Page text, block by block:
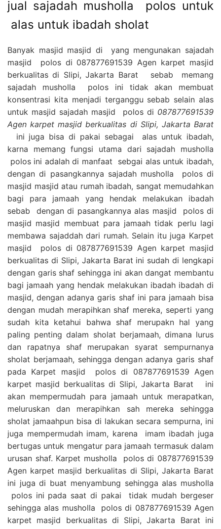
jual sajadah musholla polos untuk
alas untuk ibadah sholat
Banyak masjid masjid di yang mengunakan sajadah
masjid polos di 087877691539 Agen karpet masjid
berkualitas di Slipi, Jakarta Barat sebab memang
sajadah musholla polos ini tidak akan membuat
konsentrasi kita menjadi terganggu sebab selain alas
untuk masjid sajadah masjid polos di 087877691539
Agen karpet masjid berkualitas di Slipi, Jakarta Barat
ini juga bisa di pakai sebagai alas untuk ibadah,
karna memang fungsi utama dari sajadah musholla
polos ini adalah di manfaat sebgai alas untuk ibadah,
dengan di pasangkannya sajadah musholla polos di
masjid masjid atau rumah ibadah, sangat memudahkan
bagi para jamaah yang hendak melakukan ibadah
sebab dengan di pasangkannya alas masjid polos di
masjid masjid membuat para jamaah tidak perlu lagi
membawa sajaddah dari rumah. Selain itu juga Karpet
masjid polos di 087877691539 Agen karpet masjid
berkualitas di Slipi, Jakarta Barat ini sudah di lengkapi
dengan garis shaf sehingga ini akan dangat membantu
bagi jamaah yang hendak melakukan ibadah ibadah di
masjid, dengan adanya garis shaf ini para jamaah bisa
dengan mudah merapihkan shaf mereka, seperti yang
sudah kita ketahui bahwa shaf merupakn hal yang
paling penting dalam sholat berjamaah, dimana lurus
dan rapatnya shaf merupakan syarat sempurnanya
sholat berjamaah, sehingga dengan adanya garis shaf
pada Karpet masjid polos di 087877691539 Agen
karpet masjid berkualitas di Slipi, Jakarta Barat ini
akan mempermudah para jamaah untuk merapatkan,
meluruskan dan merapihkan sah mereka sehingga
sholat jamaahpun bisa di lakukan secara sempurna, ini
juga mempermudah imam, karena imam ibadah juga
bertugas untuk mengatur para jamaah termasuk dalam
urusan shaf. Karpet musholla polos di 087877691539
Agen karpet masjid berkualitas di Slipi, Jakarta Barat
ini juga di buat menyambung sehingga alas musholla
polos ini pada saat di pakai tidak mudah bergeser
sehingga alas musholla polos di 087877691539 Agen
karpet masjid berkualitas di Slipi, Jakarta Barat ini